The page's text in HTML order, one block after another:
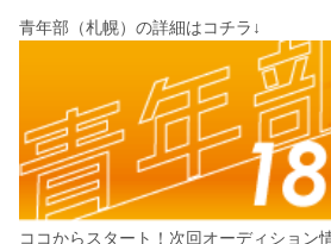
青年部（札幌）の詳細はコチラ↓
ココからスタート！次回オーディション